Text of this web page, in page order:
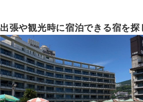
出張や観光時に宿泊できる宿を